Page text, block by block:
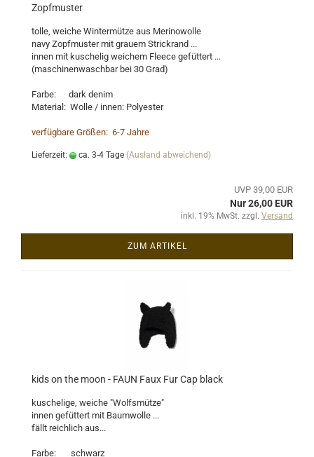
Zopfmuster
tolle, weiche Wintermütze aus Merinowolle
navy Zopfmuster mit grauem Strickrand ...
innen mit kuschelig weichem Fleece gefüttert ...
(maschinenwaschbar bei 30 Grad)
Farbe: dark denim
Material: Wolle / innen: Polyester
verfügbare Größen: 6-7 Jahre
Lieferzeit: ca. 3-4 Tage (Ausland abweichend)
UVP 39,00 EUR
Nur 26,00 EUR
inkl. 19% MwSt. zzgl. Versand
ZUM ARTIKEL
kids on the moon - FAUN Faux Fur Cap black
kuschelige, weiche "Wolfsmütze"
innen gefüttert mit Baumwolle ...
fällt reichlich aus...
Farbe: schwarz